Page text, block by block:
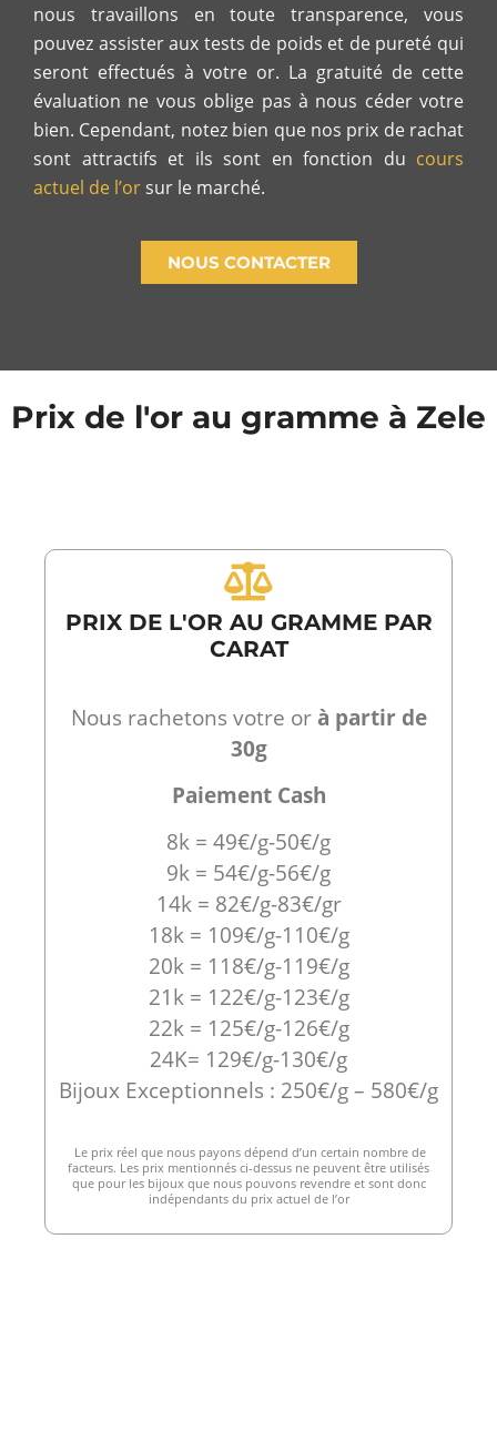
nous travaillons en toute transparence, vous
pouvez assister aux tests de poids et de pureté qui
seront effectués à votre or. La gratuité de cette
évaluation ne vous oblige pas à nous céder votre
bien. Cependant, notez bien que nos prix de rachat
sont attractifs et ils sont en fonction du cours
actuel de l’or sur le marché.
NOUS CONTACTER
Prix de l'or au gramme à Zele
PRIX DE L'OR AU GRAMME PAR
CARAT
Nous rachetons votre orà partir de
30g
Paiement Cash
8k = 49€/g-50€/g
9k = 54€/g-56€/g
14k = 82€/g-83€/gr
18k = 109€/g-110€/g
20k = 118€/g-119€/g
21k = 122€/g-123€/g
22k = 125€/g-126€/g
24K= 129€/g-130€/g
Bijoux Exceptionnels : 250€/g – 580€/g
Le prix réel que nous payons dépend d’un certain nombre de
facteurs. Les prix mentionnés ci-dessus ne peuvent être utilisés
que pour les bijoux que nous pouvons revendre et sont donc
indépendants du prix actuel de l’or